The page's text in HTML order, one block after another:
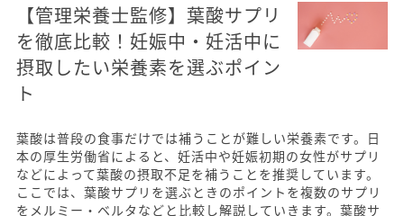
【管理栄養士監修】葉酸サプリ
を徹底比較！妊娠中・妊活中に
摂取したい栄養素を選ぶポイン
ト
葉酸は普段の食事だけでは補うことが難しい栄養素です。日
本の厚生労働省によると、妊活中や妊娠初期の女性がサプリ
などによって葉酸の摂取不足を補うことを推奨しています。
ここでは、葉酸サプリを選ぶときのポイントを複数のサプリ
をメルミー・ベルタなどと比較し解説していきます。葉酸サ